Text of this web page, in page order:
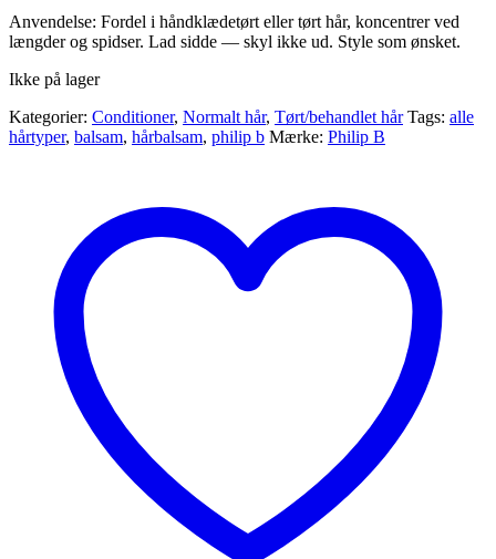
Anvendelse: Fordel i håndklædetørt eller tørt hår, koncentrer ved
længder og spidser. Lad sidde — skyl ikke ud. Style som ønsket.
Ikke på lager
Kategorier: Conditioner, Normalt hår, Tørt/behandlet hår Tags: alle
hårtyper, balsam, hårbalsam, philip b Mærke: Philip B